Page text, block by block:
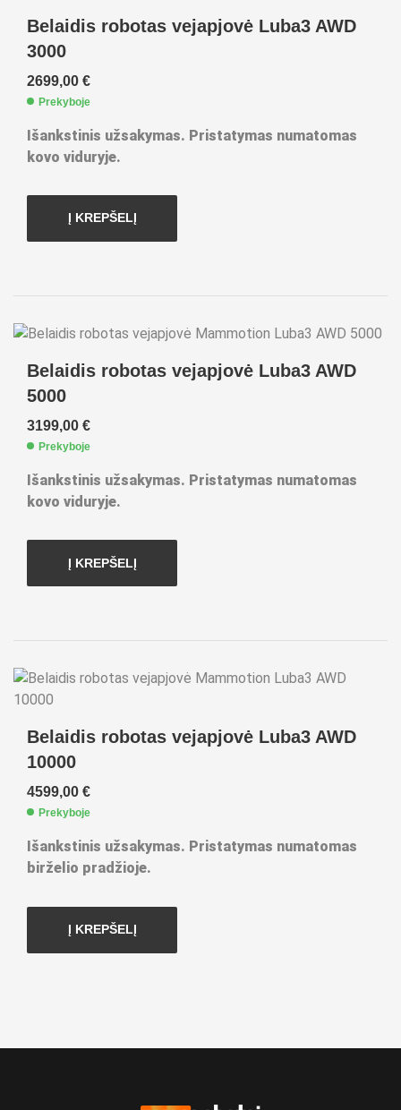
Belaidis robotas vejapjovė Luba3 AWD
3000
2699,00 €
Prekyboje
Išankstinis užsakymas. Pristatymas numatomas
kovo viduryje.
Į KREPŠELĮ
Belaidis robotas vejapjovė Luba3 AWD
5000
3199,00 €
Prekyboje
Išankstinis užsakymas. Pristatymas numatomas
kovo viduryje.
Į KREPŠELĮ
Belaidis robotas vejapjovė Luba3 AWD
10000
4599,00 €
Prekyboje
Išankstinis užsakymas. Pristatymas numatomas
birželio pradžioje.
Į KREPŠELĮ